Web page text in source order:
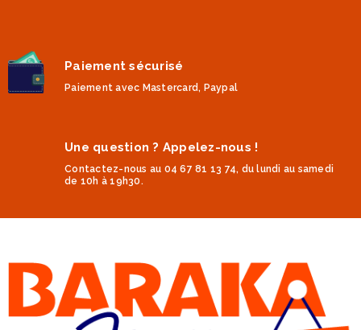
Paiement sécurisé
Paiement avec Mastercard, Paypal
Une question ? Appelez-nous !
Contactez-nous au 04 67 81 13 74, du lundi au samedi
de 10h à 19h30.